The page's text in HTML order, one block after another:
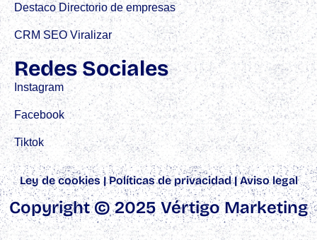
Destaco Directorio de empresas
CRM SEO Viralizar
Redes Sociales
Instagram
Facebook
Tiktok
Ley de cookies |Políticas de privacidad|Aviso legal
Copyright © 2025 Vértigo Marketing